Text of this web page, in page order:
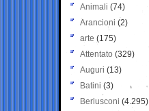
Animali (74)
Arancioni (2)
arte (175)
Attentato (329)
Auguri (13)
Batini (3)
Berlusconi (4.295)